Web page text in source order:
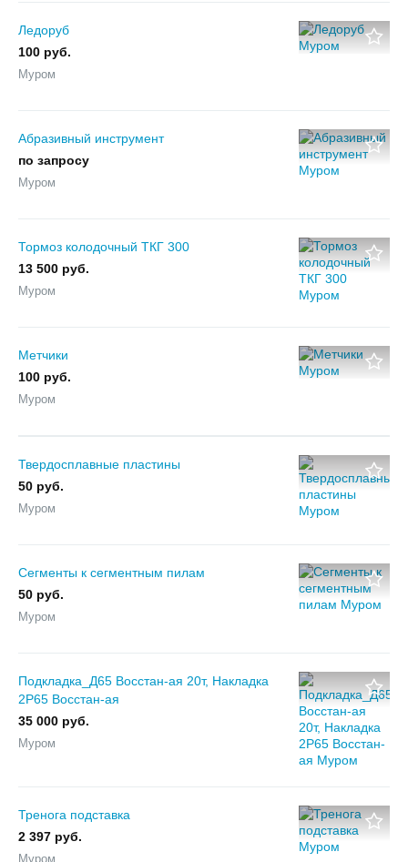
Ледоруб
100 руб.
Муром
Абразивный инструмент
по запросу
Муром
Тормоз колодочный ТКГ 300
13 500 руб.
Муром
Метчики
100 руб.
Муром
Твердосплавные пластины
50 руб.
Муром
Сегменты к сегментным пилам
50 руб.
Муром
Подкладка_Д65 Восстан-ая 20т, Накладка
2Р65 Восстан-ая
35 000 руб.
Муром
Тренога подставка
2 397 руб.
Муром